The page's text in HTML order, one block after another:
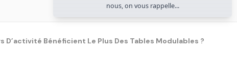
D’activité Bénéficient Le Plus Des Tables Modulables ?
nous, on vous rappelle...